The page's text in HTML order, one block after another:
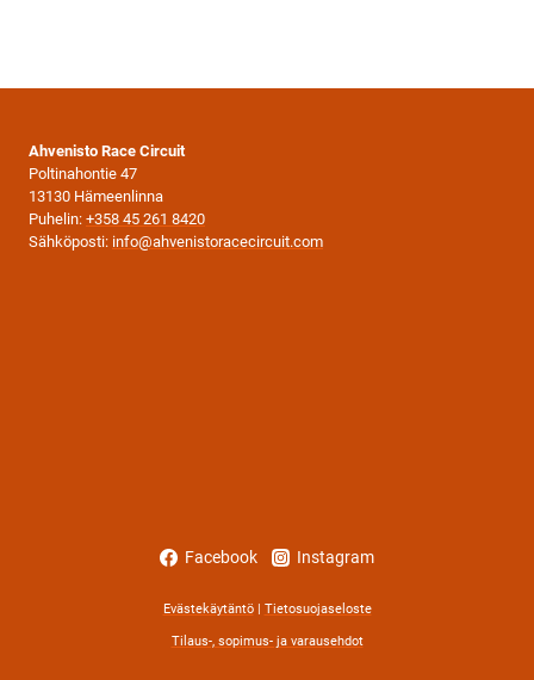
Ahvenisto Race Circuit
Poltinahontie 47
13130 Hämeenlinna
Puhelin: +358 45 261 8420
Sähköposti: info@ahvenistoracecircuit.com
Facebook Instagram
Evästekäytäntö| Tietosuojaseloste
Tilaus-, sopimus- ja varausehdot